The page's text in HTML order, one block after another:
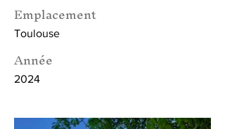
Emplacement
Toulouse
Année
2024